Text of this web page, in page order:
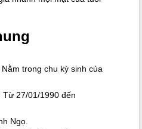
Nằm trong chu kỳ sinh của
Từ 27/01/1990 đến
Ngọ.